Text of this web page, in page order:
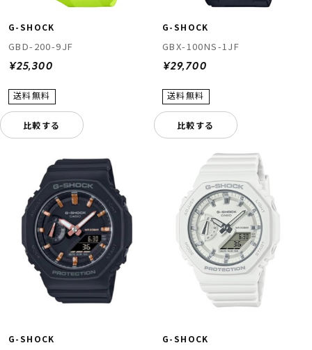
G-SHOCK
GBD-200-9JF
¥25,300
比較する
G-SHOCK
GBX-100NS-1JF
¥29,700
比較する
G-SHOCK G-SHOCK